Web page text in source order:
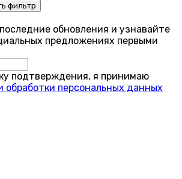
фильтр
обновления и узнавайте
предложениях первыми
подтверждения, я принимаю
обработки персональных данных